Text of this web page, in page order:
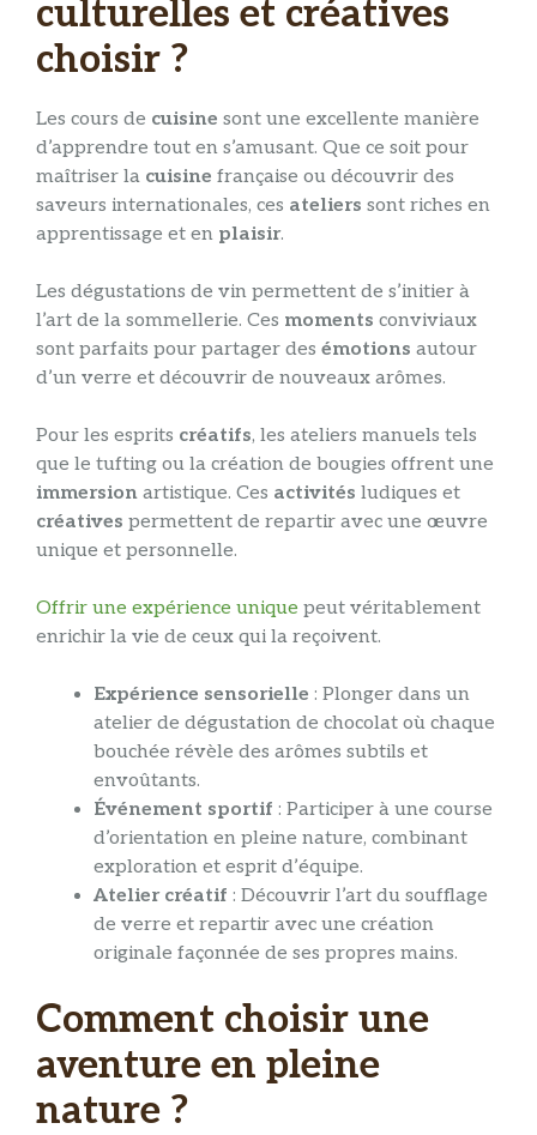
culturelles et créatives
choisir ?
Les cours de cuisine sont une excellente manière
d’apprendre tout en s’amusant. Que ce soit pour
maîtriser la cuisine française ou découvrir des
saveurs internationales, ces ateliers sont riches en
apprentissage et en plaisir.
Les dégustations de vin permettent de s’initier à
l’art de la sommellerie. Ces moments conviviaux
sont parfaits pour partager des émotions autour
d’un verre et découvrir de nouveaux arômes.
Pour les esprits créatifs, les ateliers manuels tels
que le tufting ou la création de bougies offrent une
immersion artistique. Ces activités ludiques et
créatives permettent de repartir avec une œuvre
unique et personnelle.
Offrir une expérience unique peut véritablement
enrichir la vie de ceux qui la reçoivent.
Expérience sensorielle : Plonger dans un
atelier de dégustation de chocolat où chaque
bouchée révèle des arômes subtils et
envoûtants.
Événement sportif : Participer à une course
d’orientation en pleine nature, combinant
exploration et esprit d’équipe.
Atelier créatif : Découvrir l’art du soufflage
de verre et repartir avec une création
originale façonnée de ses propres mains.
Comment choisir une
aventure en pleine
nature ?